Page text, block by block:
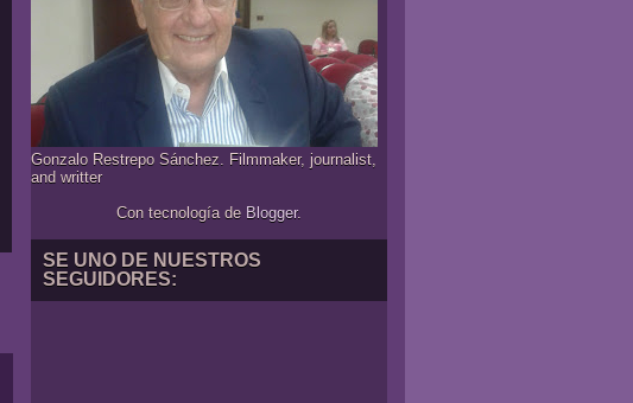
Gonzalo Restrepo Sánchez. Filmmaker, journalist,
and writter
Con tecnología de Blogger.
SE UNO DE NUESTROS
SEGUIDORES: